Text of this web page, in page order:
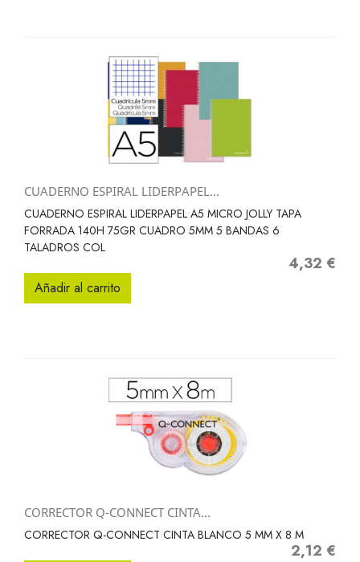
CUADERNO ESPIRAL LIDERPAPEL...
CUADERNO ESPIRAL LIDERPAPEL A5 MICRO JOLLY TAPA
FORRADA 140H 75GR CUADRO 5MM 5 BANDAS 6
TALADROS COL
Precio
4,32 €
Añadir al carrito
CORRECTOR Q-CONNECT CINTA...
CORRECTOR Q-CONNECT CINTA BLANCO 5 MM X 8 M
Precio
2,12 €